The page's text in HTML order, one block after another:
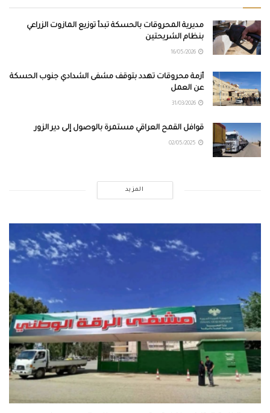
مديرية المحروقات بالحسكة تبدأ توزيع المازوت الزراعي
بنظام الشريحتين
أزمة محروقات تهدد بتوقف مشفى الشدادي جنوب الحسكة
عن العمل
قوافل القمح العراقي مستمرة بالوصول إلى دير الزور
المزيد